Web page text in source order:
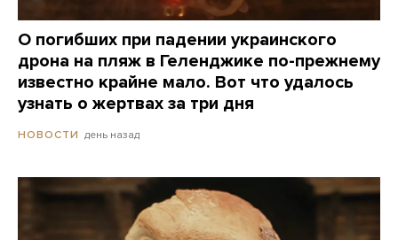
О погибших при падении украинского
дрона на пляж в Геленджике по-прежнему
известно крайне мало. Вот что удалось
узнать о жертвах за три дня
НОВОСТИ день назад